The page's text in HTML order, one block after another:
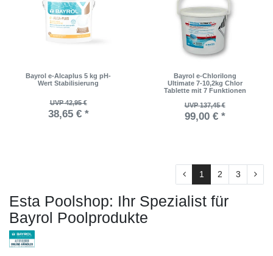
Bayrol e-Alcaplus 5 kg pH-
Wert Stabilisierung
UVP 42,95 €
38,65 € *
Bayrol e-Chlorilong
Ultimate 7-10,2kg Chlor
Tablette mit 7 Funktionen
UVP 137,45 €
99,00 € *
1 2 3
Esta Poolshop: Ihr Spezialist für
Bayrol Poolprodukte